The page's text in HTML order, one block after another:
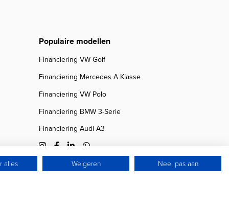
Populaire modellen
Financiering VW Golf
Financiering Mercedes A Klasse
Financiering VW Polo
Financiering BMW 3-Serie
Financiering Audi A3
alles Weigeren Nee, pas aan